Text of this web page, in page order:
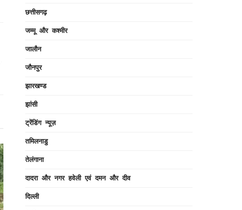
छत्तीसगढ़
जम्मू और कश्मीर
जालौन
जौनपुर
झारखण्ड
झांसी
ट्रेंडिंग न्यूज़
तमिलनाडु
तेलंगाना
दादरा और नगर हवेली एवं दमन और दीव
दिल्ली